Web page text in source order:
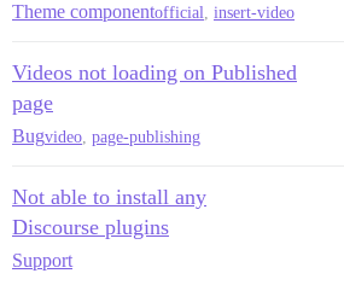
Theme componentofficial insert-video
Videos not loading on Published
page
Bugvideo page-publishing
Not able to install any
Discourse plugins
Support